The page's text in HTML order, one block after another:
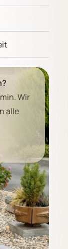
Wir
alle